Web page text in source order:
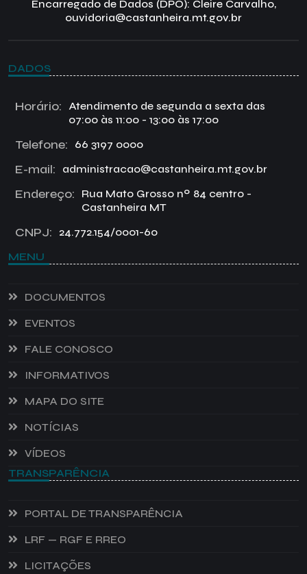
Encarregado de Dados (DPO): Cleire Carvalho,
ouvidoria@castanheira.mt.gov.br
DADOS
Horário:
Atendimento de segunda a sexta das
07:00 às 11:00 - 13:00 às 17:00
Telefone: 66 3197 0000
E-mail: administracao@castanheira.mt.gov.br
Endereço:
Rua Mato Grosso nº 84 centro -
Castanheira MT
CNPJ: 24.772.154/0001-60
MENU
DOCUMENTOS
EVENTOS
FALE CONOSCO
INFORMATIVOS
MAPA DO SITE
NOTÍCIAS
VÍDEOS
TRANSPARÊNCIA
PORTAL DE TRANSPARÊNCIA
LRF — RGF E RREO
LICITAÇÕES